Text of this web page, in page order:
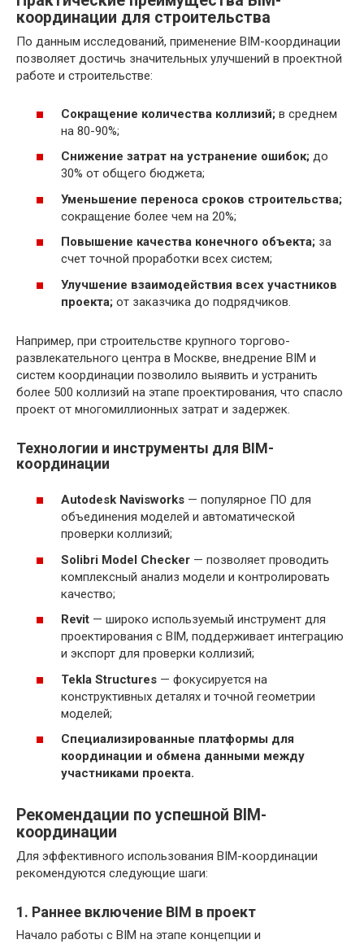
координации для строительства
По данным исследований, применение BIM-координации
позволяет достичь значительных улучшений в проектной
работе и строительстве:
Сокращение количества коллизий; в среднем
на 80-90%;
Снижение затрат на устранение ошибок; до
30% от общего бюджета;
Уменьшение переноса сроков строительства;
сокращение более чем на 20%;
Повышение качества конечного объекта; за
счет точной проработки всех систем;
Улучшение взаимодействия всех участников
проекта; от заказчика до подрядчиков.
Например, при строительстве крупного торгово-
развлекательного центра в Москве, внедрение BIM и
систем координации позволило выявить и устранить
более 500 коллизий на этапе проектирования, что спасло
проект от многомиллионных затрат и задержек.
Технологии и инструменты для BIM-
координации
Autodesk Navisworks — популярное ПО для
объединения моделей и автоматической
проверки коллизий;
Solibri Model Checker — позволяет проводить
комплексный анализ модели и контролировать
качество;
Revit — широко используемый инструмент для
проектирования с BIM, поддерживает интеграцию
и экспорт для проверки коллизий;
Tekla Structures — фокусируется на
конструктивных деталях и точной геометрии
моделей;
Специализированные платформы для
координации и обмена данными между
участниками проекта.
Рекомендации по успешной BIM-
координации
Для эффективного использования BIM-координации
рекомендуются следующие шаги:
1. Раннее включение BIM в проект
Начало работы с BIM на этапе концепции и